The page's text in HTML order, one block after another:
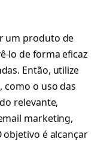
um produto de
lo de forma eficaz
Então, utilize
o uso das
relevante,
marketing,
é alcançar